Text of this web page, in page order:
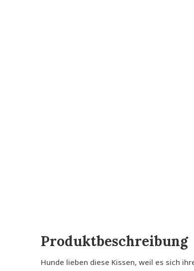
Produktbeschreibung
Hunde lieben diese Kissen, weil es sich